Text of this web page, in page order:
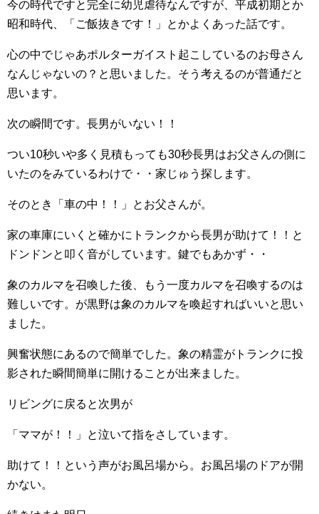
今の時代ですと完全に幼児虐待なんですが、平成初期とか
昭和時代、「ご飯抜きです！」とかよくあった話です。
心の中でじゃあポルターガイスト起こしているのお母さん
なんじゃないの？と思いました。そう考えるのが普通だと
思います。
次の瞬間です。長男がいない！！
つい10秒いや多く見積もっても30秒長男はお父さんの側に
いたのをみているわけで・・家じゅう探します。
そのとき「車の中！！」とお父さんが。
家の車庫にいくと確かにトランクから長男が助けて！！と
ドンドンと叩く音がしています。鍵でもあかず・・
象のカルマを召喚した後、もう一度カルマを召喚するのは
難しいです。が黒野は象のカルマを喚起すればいいと思い
ました。
興奮状態にあるので簡単でした。象の精霊がトランクに投
影された瞬間簡単に開けることが出来ました。
リビングに戻ると次男が
「ママが！！」と泣いて指をさしています。
助けて！！という声がお風呂場から。お風呂場のドアが開
かない。